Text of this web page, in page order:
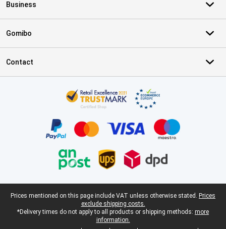
Business
Gomibo
Contact
Legal footer
Prices mentioned on this page include VAT unless otherwise stated. Prices
exclude shipping costs.
*Delivery times do not apply to all products or shipping methods: more
information.